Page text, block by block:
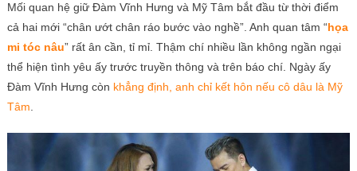
Mối quan hệ giữ Đàm Vĩnh Hưng và Mỹ Tâm bắt đầu từ thời điểm
cả hai mới “chân ướt chân ráo bước vào nghề”. Anh quan tâm “họa
mi tóc nâu” rất ân cần, tỉ mỉ. Thậm chí nhiều lần không ngần ngại
thể hiện tình yêu ấy trước truyền thông và trên báo chí. Ngày ấy
Đàm Vĩnh Hưng còn khẳng định, anh chỉ kết hôn nếu cô dâu là Mỹ
Tâm.